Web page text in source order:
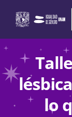
content
lo